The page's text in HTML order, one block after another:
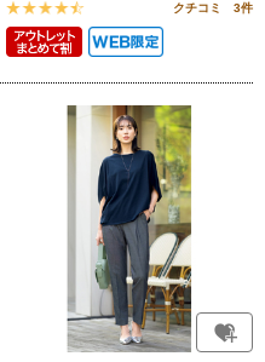
クチコミ 3件